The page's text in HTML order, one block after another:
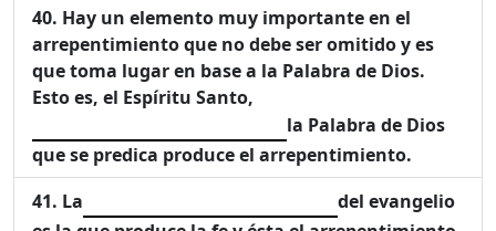
Hay un elemento muy importante en el
arrepentimiento que no debe ser omitido y es
que toma lugar en base a la Palabra de Dios.
Esto es, el Espíritu Santo,
la Palabra de Dios
que se predica produce el arrepentimiento.
La
del evangelio